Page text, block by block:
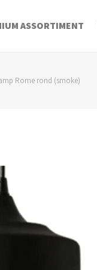
ASSORTIMENT
Rome rond (smoke)